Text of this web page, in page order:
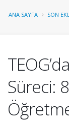
ANA SAYFA SON
Süreci: